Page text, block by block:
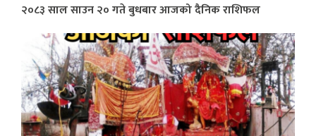
२०८३ साल साउन २० गते बुधबार आजको दैनिक राशिफल